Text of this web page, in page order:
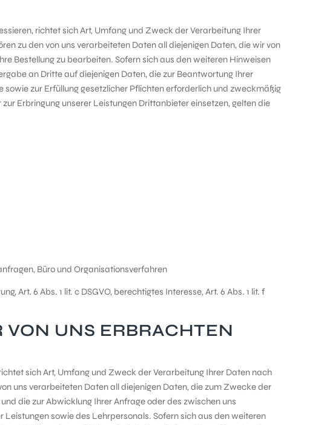
richtet sich Art, Umfang und Zweck der Verarbeitung Ihrer
zu den von uns verarbeiteten Daten all diejenigen Daten, die wir von
Bestellung zu bearbeiten. Sofern sich aus den weiteren Hinweisen
an Dritte auf diejenigen Daten, die zur Beantwortung Ihrer
zur Erfüllung gesetzlicher Pflichten erforderlich und zweckmäßig
Erbringung unserer Leistungen Drittanbieter einsetzen, gelten die
Büro und Organisationsverfahren
Art. 6 Abs. 1 lit. c DSGVO, berechtigtes Interesse, Art. 6 Abs. 1 lit. f
UNS ERBRACHTEN
sich Art, Umfang und Zweck der Verarbeitung Ihrer Daten nach
uns verarbeiteten Daten all diejenigen Daten, die zum Zwecke der
die zur Abwicklung Ihrer Anfrage oder des zwischen uns
sowie des Lehrpersonals. Sofern sich aus den weiteren